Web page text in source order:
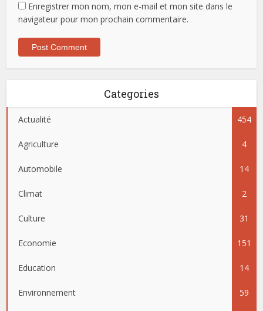
Enregistrer mon nom, mon e-mail et mon site dans le
navigateur pour mon prochain commentaire.
Categories
Actualité 454
Agriculture 4
Automobile 14
Climat 2
Culture 31
Economie 151
Education 14
Environnement 59